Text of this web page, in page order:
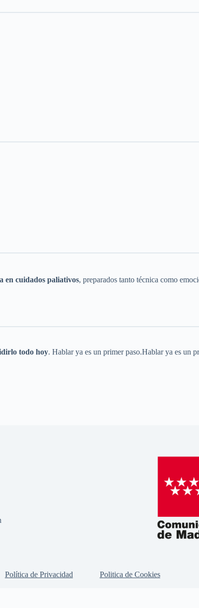
en cuidados paliativos, preparados tanto técnica como
todo hoy. Hablar ya es un primer paso.Hablar ya es un
Política de Privacidad
Politica de Cookies